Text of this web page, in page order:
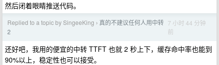
然后闭着眼睛推送代码。
Replied to a topic by SingeeKing › 真的不建议任何人用中转
2
7 小时 44 分钟
前
还好吧，我用的便宜的中转 TTFT 也就 2 秒上下，缓存命中率也能到
90%以上，稳定性也可以接受。